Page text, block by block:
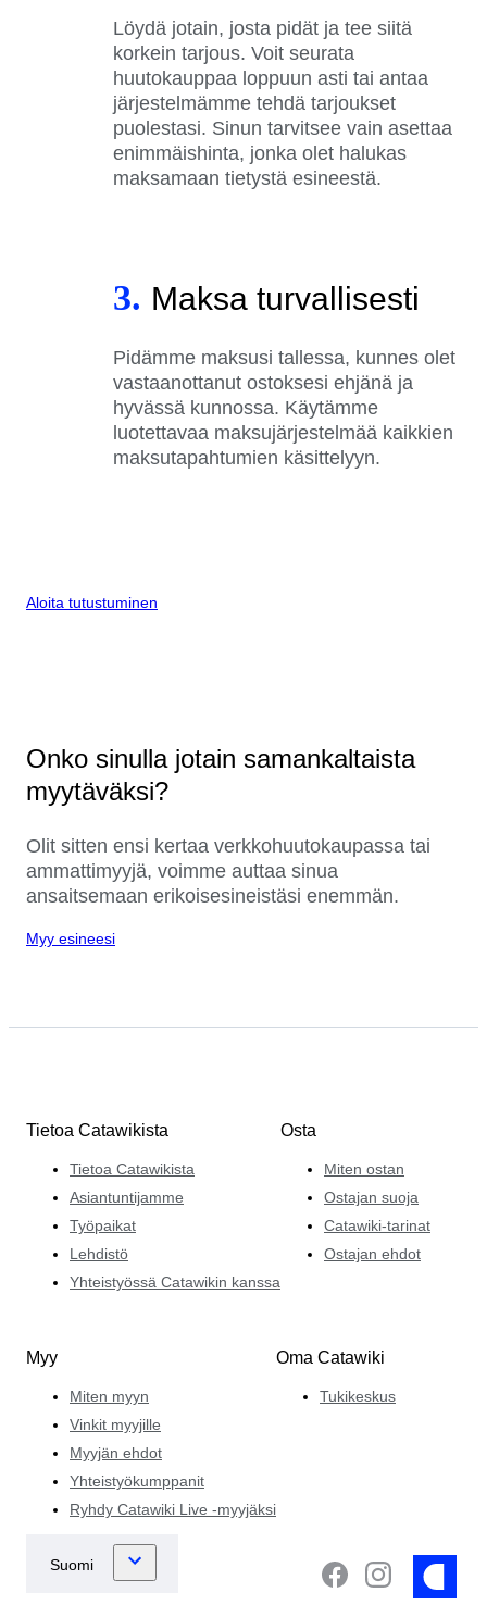
Löydä jotain, josta pidät ja tee siitä
korkein tarjous. Voit seurata
huutokauppaa loppuun asti tai antaa
järjestelmämme tehdä tarjoukset
puolestasi. Sinun tarvitsee vain asettaa
enimmäishinta, jonka olet halukas
maksamaan tietystä esineestä.
3. Maksa turvallisesti
Pidämme maksusi tallessa, kunnes olet
vastaanottanut ostoksesi ehjänä ja
hyvässä kunnossa. Käytämme
luotettavaa maksujärjestelmää kaikkien
maksutapahtumien käsittelyyn.
Aloita tutustuminen
Onko sinulla jotain samankaltaista
myytäväksi?
Olit sitten ensi kertaa verkkohuutokaupassa tai
ammattimyyjä, voimme auttaa sinua
ansaitsemaan erikoisesineistäsi enemmän.
Myy esineesi
Tietoa Catawikista
Tietoa Catawikista
Asiantuntijamme
Työpaikat
Lehdistö
Yhteistyössä Catawikin kanssa
Osta
Miten ostan
Ostajan suoja
Catawiki-tarinat
Ostajan ehdot
Myy
Miten myyn
Vinkit myyjille
Myyjän ehdot
Yhteistyökumppanit
Ryhdy Catawiki Live -myyjäksi
Oma Catawiki
Tukikeskus